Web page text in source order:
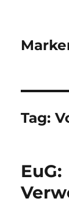
Tag:
EuG: